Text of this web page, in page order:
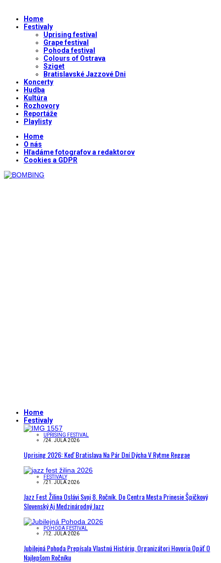
Home
Festivaly
Uprising festival
Grape festival
Pohoda festival
Colours of Ostrava
Sziget
Bratislavské Jazzové Dni
Koncerty
Hudba
Kultúra
Rozhovory
Reportáže
Playlisty
Home
O nás
Hľadáme fotografov a redaktorov
Cookies a GDPR
Home
Festivaly
UPRISING FESTIVAL
/24. JÚLA 2026
Uprising 2026: Keď Bratislava Na Pár Dní Dýcha V Rytme Reggae
FESTIVALY
/21. JÚLA 2026
Jazz Fest Žilina Oslávi Svoj 8. Ročník. Do Centra Mesta Prinesie Špičkový
Slovenský Aj Medzinárodný Jazz
POHODA FESTIVAL
/12. JÚLA 2026
Jubilejná Pohoda Prepísala Vlastnú Históriu, Organizátori Hovoria Opäť O
Najlepšom Ročníku